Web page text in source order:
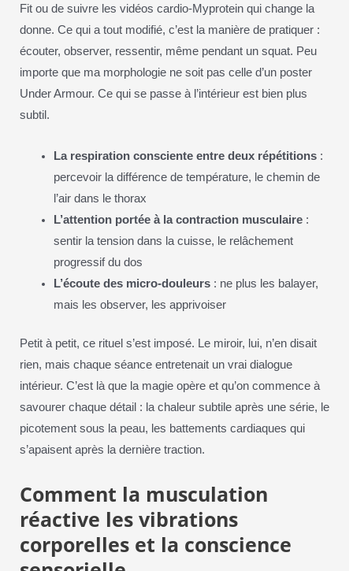
Fit ou de suivre les vidéos cardio-Myprotein qui change la
donne. Ce qui a tout modifié, c’est la manière de pratiquer :
écouter, observer, ressentir, même pendant un squat. Peu
importe que ma morphologie ne soit pas celle d’un poster
Under Armour. Ce qui se passe à l’intérieur est bien plus
subtil.
La respiration consciente entre deux répétitions :
percevoir la différence de température, le chemin de
l’air dans le thorax
L’attention portée à la contraction musculaire :
sentir la tension dans la cuisse, le relâchement
progressif du dos
L’écoute des micro-douleurs : ne plus les balayer,
mais les observer, les apprivoiser
Petit à petit, ce rituel s’est imposé. Le miroir, lui, n’en disait
rien, mais chaque séance entretenait un vrai dialogue
intérieur. C’est là que la magie opère et qu’on commence à
savourer chaque détail : la chaleur subtile après une série, le
picotement sous la peau, les battements cardiaques qui
s’apaisent après la dernière traction.
Comment la musculation
réactive les vibrations
corporelles et la conscience